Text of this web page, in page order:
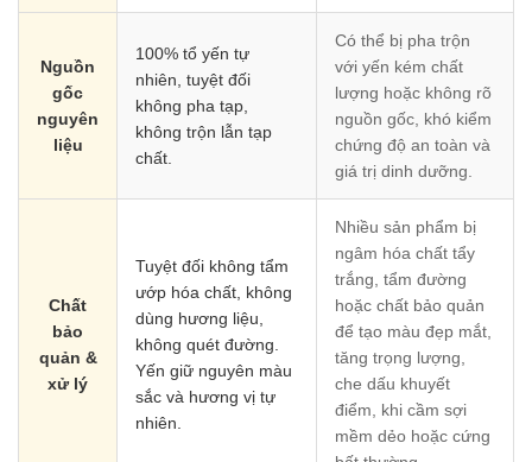
Nguồn
gốc
nguyên
liệu
100% tổ yến tự
nhiên, tuyệt đối
không pha tạp,
không trộn lẫn tạp
chất.
Có thể bị pha trộn
với yến kém chất
lượng hoặc không rõ
nguồn gốc, khó kiểm
chứng độ an toàn và
giá trị dinh dưỡng.
Chất
bảo
quản &
xử lý
Tuyệt đối không tẩm
ướp hóa chất, không
dùng hương liệu,
không quét đường.
Yến giữ nguyên màu
sắc và hương vị tự
nhiên.
Nhiều sản phẩm bị
ngâm hóa chất tẩy
trắng, tẩm đường
hoặc chất bảo quản
để tạo màu đẹp mắt,
tăng trọng lượng,
che dấu khuyết
điểm, khi cầm sợi
mềm dẻo hoặc cứng